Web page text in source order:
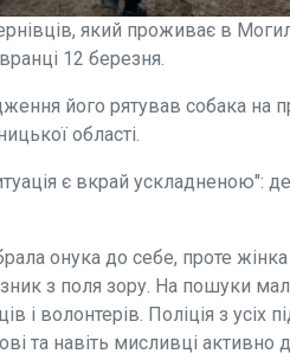
який проживає в
12 березня.
його рятував собака на
області.
є вкрай ускладненою":
онука до себе, проте
з поля зору. На пошуки
і волонтерів. Поліція з усіх
та навіть мисливці активно